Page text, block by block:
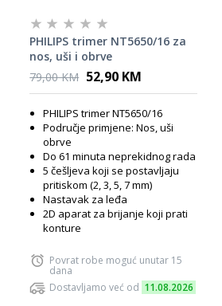
PHILIPS trimer NT5650/16 za
nos, uši i obrve
79,00 KM 52,90 KM
PHILIPS trimer NT5650/16
Područje primjene: Nos, uši
obrve
Do 61 minuta neprekidnog rada
5 češljeva koji se postavljaju
pritiskom (2, 3, 5, 7 mm)
Nastavak za leđa
2D aparat za brijanje koji prati
konture
Povrat robe moguć unutar 15
dana
Dostavljamo već od 11.08.2026